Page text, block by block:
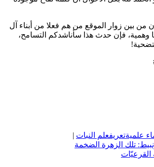
من بين زوار الموقع من هم فعلا من أبناء آل
وهمية، فإن حدث هذا سأناشدكم التسامح،
علميةتعريفعلم النبات |
تلك الزهرة الضخمة
القرعيّات